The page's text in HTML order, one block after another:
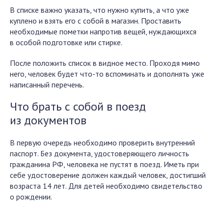
В списке важно указать, что нужно купить, а что уже
куплено и взять его с собой в магазин. Проставить
необходимые пометки напротив вещей, нуждающихся
в особой подготовке или стирке.
После положить список в видное место. Проходя мимо
него, человек будет что-то вспоминать и дополнять уже
написанный перечень.
Что брать с собой в поезд
из документов
В первую очередь необходимо проверить внутренний
паспорт. Без документа, удостоверяющего личность
гражданина РФ, человека не пустят в поезд. Иметь при
себе удостоверение должен каждый человек, достигший
возраста 14 лет. Для детей необходимо свидетельство
о рождении.